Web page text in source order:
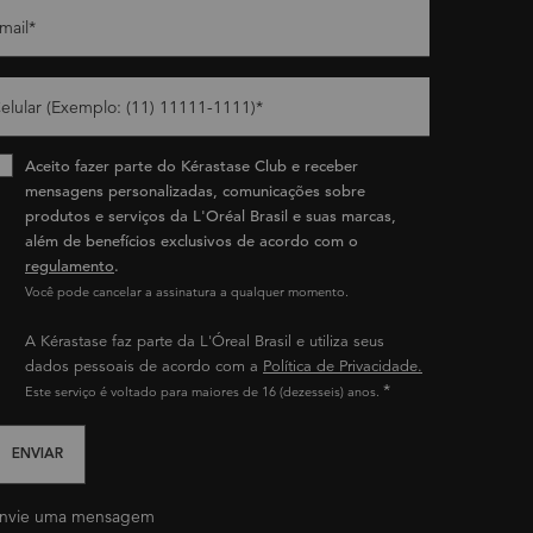
*
(Exemplo: (11) 11111-1111)*
Aceito fazer parte do Kérastase Club e receber
mensagens personalizadas, comunicações sobre
produtos e serviços da L'Oréal Brasil e suas marcas,
além de benefícios exclusivos de acordo com o
regulamento.​
Você pode cancelar a assinatura a qualquer momento.​
A Kérastase faz parte da L'Óreal Brasil e utiliza seus
dados pessoais de acordo com a Política de Privacidade.
Este serviço é voltado para maiores de 16 (dezesseis) anos. *
ENVIAR
uma mensagem